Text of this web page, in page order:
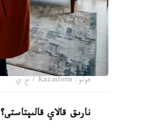
فوتو: Kazinform / ج ي
نارىق قالاي قالىپتاستى؟